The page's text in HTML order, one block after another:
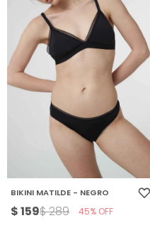
BIKINI MATILDE - NEGRO
$159$289 45